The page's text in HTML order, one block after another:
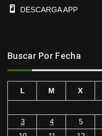
DESCARGA APP
Buscar Por Fecha
L M X
3
4 5